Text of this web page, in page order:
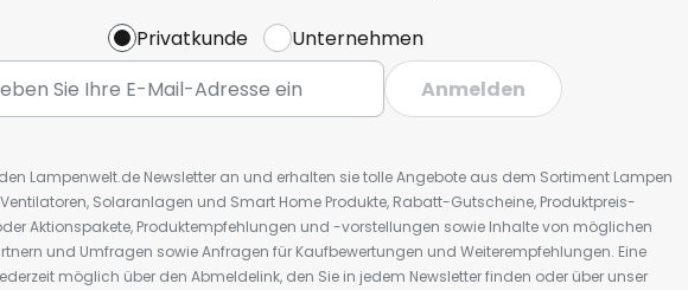
Privatkunde
Unternehmen
Anmelden
Lampenwelt.de Newsletter an und erhalten sie tolle Angebote aus dem Sortiment Lampen
Solaranlagen und Smart Home Produkte, Rabatt-Gutscheine, Produktpreis-
Aktionspakete, Produktempfehlungen und -vorstellungen sowie Inhalte von möglichen
und Umfragen sowie Anfragen für Kaufbewertungen und Weiterempfehlungen. Eine
möglich über den Abmeldelink, den Sie in jedem Newsletter finden oder über unser